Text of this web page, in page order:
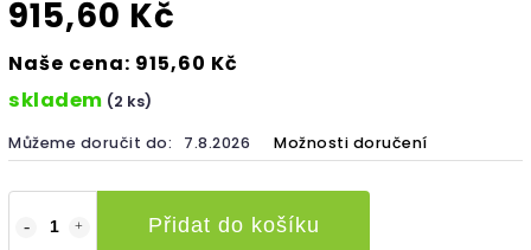
915,60 Kč
Naše cena: 915,60 Kč
skladem (2 ks)
Můžeme doručit do: 7.8.2026 Možnosti doručení
Přidat do košíku